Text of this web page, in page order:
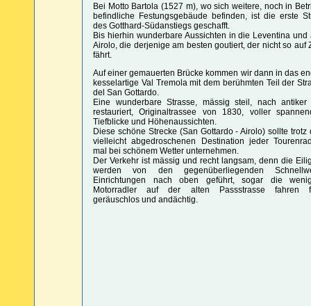
Bei Motto Bartola (1527 m), wo sich weitere, noch in
befindliche Festungsgebäude befinden, ist die erste
des Gotthard-Südanstiegs geschafft.
Bis hierhin wunderbare Aussichten in die Leventina und
Airolo, die derjenige am besten goutiert, der nicht so auf
fährt.
Auf einer gemauerten Brücke kommen wir dann in das
kesselartige Val Tremola mit dem berühmten Teil der
del San Gottardo.
Eine wunderbare Strasse, mässig steil, nach antiker
restauriert, Originaltrassee von 1830, voller
Tiefblicke und Höhenaussichten.
Diese schöne Strecke (San Gottardo - Airolo) sollte trotz
vielleicht abgedroschenen Destination jeder
mal bei schönem Wetter unternehmen.
Der Verkehr ist mässig und recht langsam, denn die
werden von den gegenüberliegenden
Einrichtungen nach oben geführt, sogar die
Motorradler auf der alten Passstrasse fahren
geräuschlos und andächtig.